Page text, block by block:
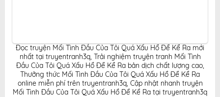
Đọc truyện Mối Tình Đầu Của Tôi Quá Xấu Hổ Để Kể Ra mới
nhất tại truyentranh3q, Trải nghiệm truyện tranh Mối Tình
Đầu Của Tôi Quá Xấu Hổ Để Kể Ra bản dịch chất lượng cao,
Thưởng thức Mối Tình Đầu Của Tôi Quá Xấu Hổ Để Kể Ra
online miễn phí trên truyentranh3q, Cập nhật nhanh truyện
Mối Tình Đầu Của Tôi Quá Xấu Hổ Để Kể Ra tại truyentranh3q